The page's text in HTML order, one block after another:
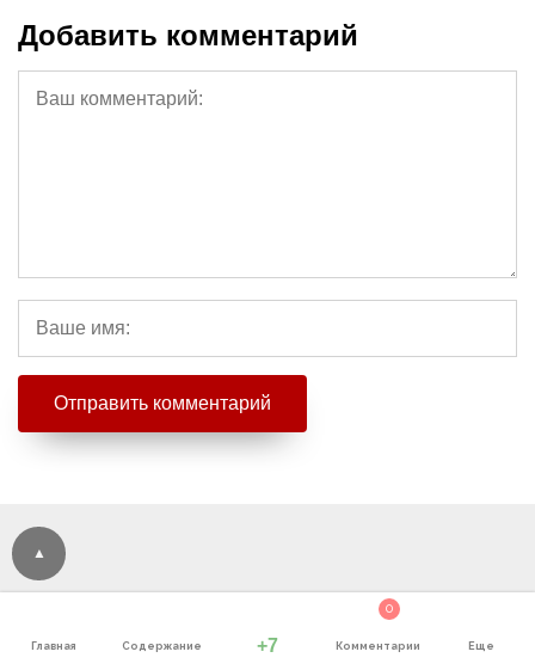
Добавить комментарий
Главная Содержание +7 Комментарии
0
Еще